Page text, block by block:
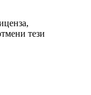
тези